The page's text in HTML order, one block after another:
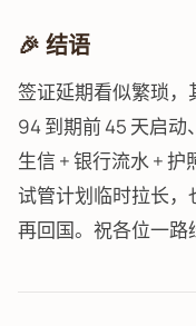
🎉 结语
签证延期看似繁琐，
94 到期前 45 天启
生信 + 银行流水 +
试管计划临时拉长
再回国。祝各位一路